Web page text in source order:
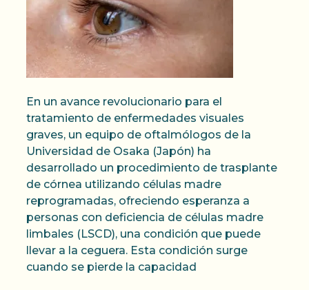
En un avance revolucionario para el
tratamiento de enfermedades visuales
graves, un equipo de oftalmólogos de la
Universidad de Osaka (Japón) ha
desarrollado un procedimiento de trasplante
de córnea utilizando células madre
reprogramadas, ofreciendo esperanza a
personas con deficiencia de células madre
limbales (LSCD), una condición que puede
llevar a la ceguera. Esta condición surge
cuando se pierde la capacidad